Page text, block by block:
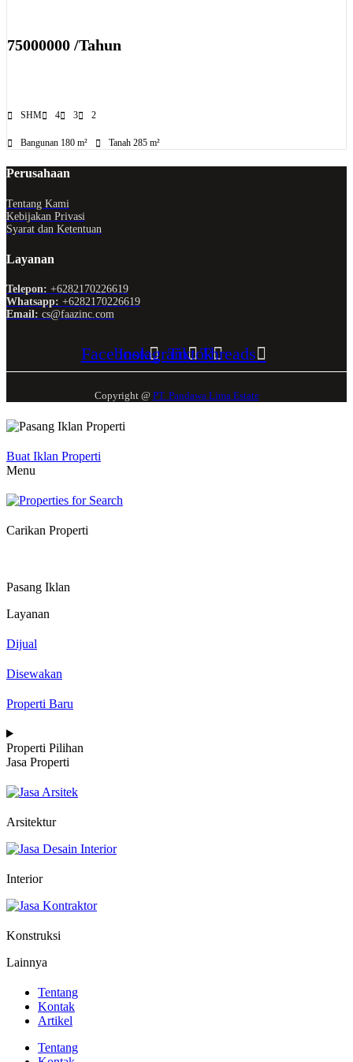
75000000 /Tahun
SHM 4 3 2
Bangunan 180 m² Tanah 285 m²
Perusahaan
Tentang Kami
Kebijakan Privasi
Syarat dan Ketentuan
Layanan
Telepon: +6282170226619
Whatsapp: +6282170226619
Email: cs@faazinc.com
FacebookInstagramTiktokThreads
Copyright @ PT. Pandawa Lima Estate
Buat Iklan Properti
Menu
Carikan Properti
Pasang Iklan
Layanan
Dijual
Disewakan
Properti Baru
Properti Pilihan
Jasa Properti
Arsitektur
Interior
Konstruksi
Lainnya
Tentang
Kontak
Artikel
Tentang